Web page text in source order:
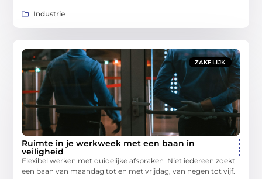
Industrie
ZAKELIJK
Ruimte in je werkweek met een baan in
veiligheid
Flexibel werken met duidelijke afspraken Niet iedereen zoekt
een baan van maandag tot en met vrijdag, van negen tot vijf.